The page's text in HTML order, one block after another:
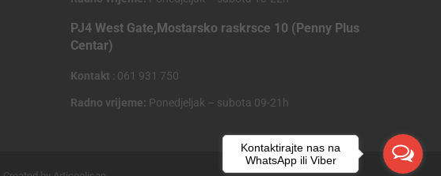
PJ4 West Gate,Mostarsko raskrsce 10 (Penny Plus
Centar)
Kontakt : 061 931 750
Radno vrijeme: Ponedjeljak – subota 09-21h
Kontaktirajte nas na
WhatsApp ili Viber